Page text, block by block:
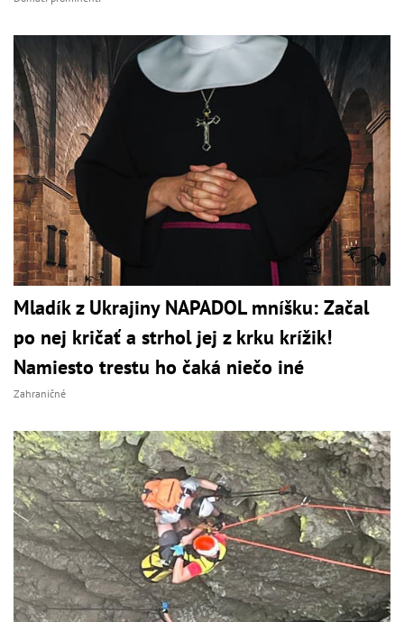
Mladík z Ukrajiny NAPADOL mníšku: Začal
po nej kričať a strhol jej z krku krížik!
Namiesto trestu ho čaká niečo iné
Zahraničné